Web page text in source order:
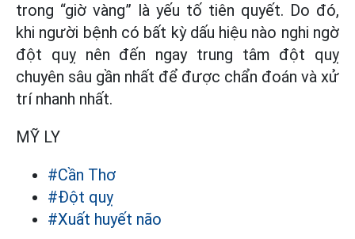
trong “giờ vàng” là yếu tố tiên quyết. Do đó,
khi người bệnh có bất kỳ dấu hiệu nào nghi ngờ
đột quỵ nên đến ngay trung tâm đột quỵ
chuyên sâu gần nhất để được chẩn đoán và xử
trí nhanh nhất.
MỸ LY
#Cần Thơ
#Đột quỵ
#Xuất huyết não